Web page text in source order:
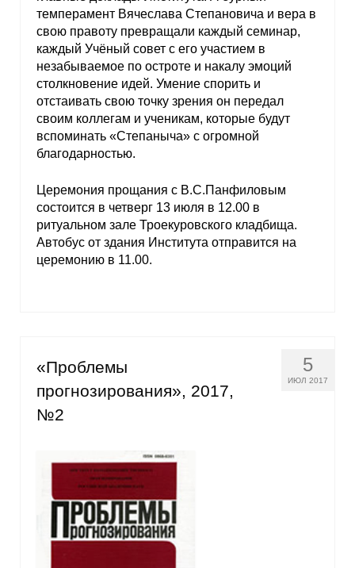
темперамент Вячеслава Степановича и вера в
свою правоту превращали каждый семинар,
каждый Учёный совет с его участием в
незабываемое по остроте и накалу эмоций
столкновение идей. Умение спорить и
отстаивать свою точку зрения он передал
своим коллегам и ученикам, которые будут
вспоминать «Степаныча» с огромной
благодарностью.
Церемония прощания с В.С.Панфиловым
состоится в четверг 13 июля в 12.00 в
ритуальном зале Троекуровского кладбища.
Автобус от здания Института отправится на
церемонию в 11.00.
5
ИЮЛ 2017
«Проблемы
прогнозирования», 2017,
№2